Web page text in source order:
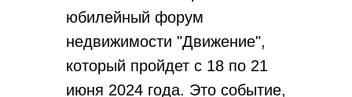
юбилейный форум
недвижимости "Движение",
который пройдет с 18 по 21
июня 2024 года. Это событие,